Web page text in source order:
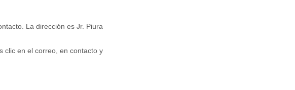
La dirección es Jr. Piura
clic en el correo, en contacto y